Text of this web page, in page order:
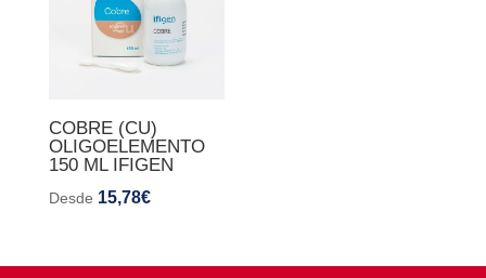
COBRE (CU)
OLIGOELEMENTO
150 ML IFIGEN
Desde 15,78€